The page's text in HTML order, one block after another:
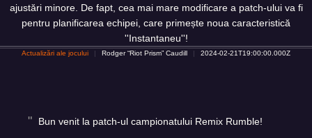
ajustări minore. De fapt, cea mai mare modificare a patch-ului va fi
pentru planificarea echipei, care primește noua caracteristică
''Instantaneu''!
Actualizări ale jocului Rodger “Riot Prism” Caudill 2024-02-21T19:00:00.000Z
Bun venit la patch-ul campionatului Remix Rumble!